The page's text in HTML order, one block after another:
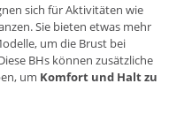
sich für Aktivitäten wie
Sie bieten etwas mehr
um die Brust bei
BHs können zusätzliche
um Komfort und Halt zu